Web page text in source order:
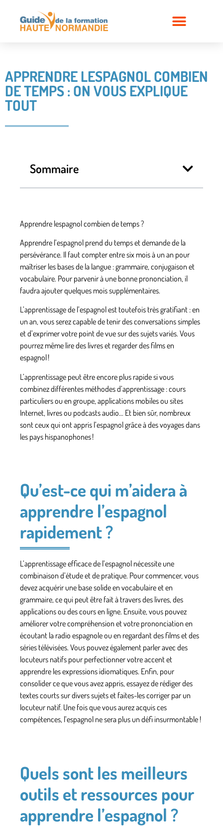
APPRENDRE LESPAGNOL COMBIEN
DE TEMPS : ON VOUS EXPLIQUE
TOUT
Sommaire
Apprendre lespagnol combien de temps ?
Apprendre l’espagnol prend du temps et demande de la
persévérance. Il faut compter entre six mois à un an pour
maîtriser les bases de la langue : grammaire, conjugaison et
vocabulaire. Pour parvenir à une bonne prononciation, il
faudra ajouter quelques mois supplémentaires.
L’apprentissage de l’espagnol est toutefois très gratifiant : en
un an, vous serez capable de tenir des conversations simples
et d’exprimer votre point de vue sur des sujets variés. Vous
pourrez même lire des livres et regarder des films en
espagnol !
L’apprentissage peut être encore plus rapide si vous
combinezdifférentes méthodes d’apprentissage : cours
particuliers ou en groupe, applications mobiles ou sites
Internet, livres ou podcasts audio… Et bien sûr, nombreux
sont ceux qui ont appris l’espagnol grâce à des voyages dans
les pays hispanophones !
Qu’est-ce qui m’aidera à
apprendre l’espagnol
rapidement ?
L’apprentissage efficace de l’espagnol nécessite une
combinaison d’étude et de pratique. Pour commencer, vous
devezacquérir une base solideen vocabulaire et en
grammaire, ce qui peut être fait à travers des livres, des
applications ou des cours en ligne. Ensuite, vous pouvez
améliorer votre compréhension et votre prononciation en
écoutant la radio espagnole ou en regardant des filmset des
séries télévisées. Vous pouvez également parleravec des
locuteurs natifs pour perfectionner votre accent et
apprendre les expressions idiomatiques. Enfin, pour
consolider ce que vous avez appris, essayez de rédiger des
textes courtssur divers sujets et faites-les corriger par un
locuteur natif. Une fois quevous aurez acquis ces
compétences, l’espagnol ne sera plus un défi insurmontable !
Quels sont les meilleurs
outils et ressources pour
apprendre l’espagnol ?